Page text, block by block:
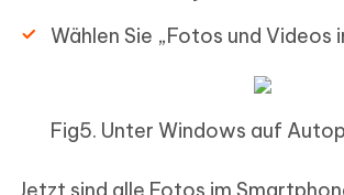
Wählen Sie „Fotos und Videos
Fig5. Unter Windows auf
Jetzt sind alle Fotos im